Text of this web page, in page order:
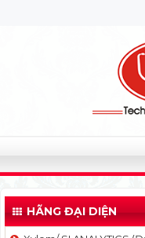
HÃNG ĐẠI DIỆN